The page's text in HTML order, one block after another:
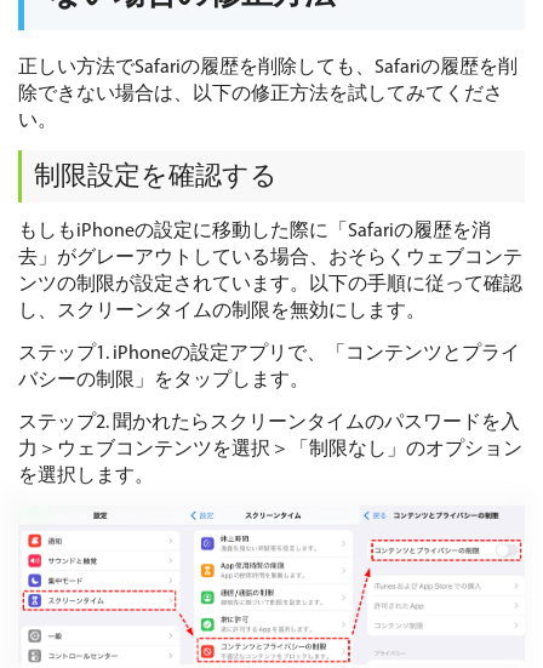
正しい方法でSafariの履歴を削除しても、Safariの履歴を削
除できない場合は、以下の修正方法を試してみてくださ
い。
制限設定を確認する
もしもiPhoneの設定に移動した際に「Safariの履歴を消
去」がグレーアウトしている場合、おそらくウェブコンテ
ンツの制限が設定されています。以下の手順に従って確認
し、スクリーンタイムの制限を無効にします。
ステップ1. iPhoneの設定アプリで、「コンテンツとプライ
バシーの制限」をタップします。
ステップ2. 聞かれたらスクリーンタイムのパスワードを入
力＞ウェブコンテンツを選択＞「制限なし」のオプション
を選択します。